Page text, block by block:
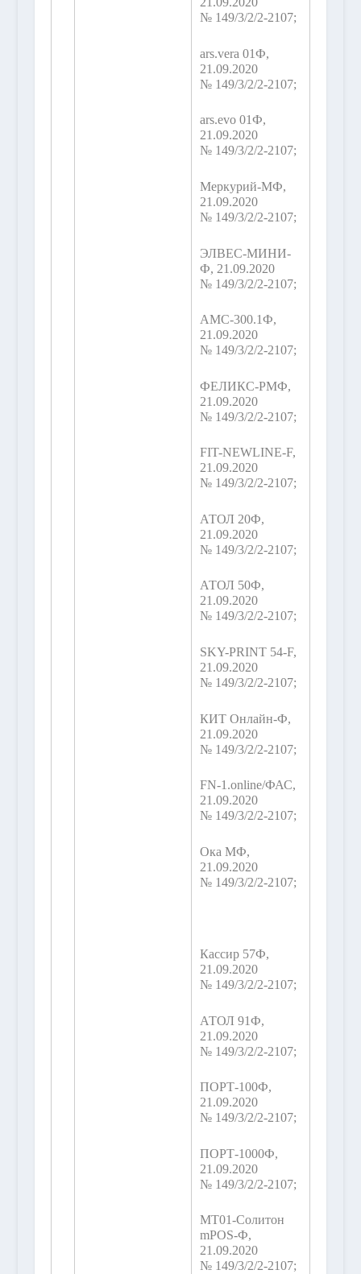
№ 149/3/2/2-2107;
ars.vera 01Ф,
21.09.2020
№ 149/3/2/2-2107;
ars.evo 01Ф,
21.09.2020
№ 149/3/2/2-2107;
Меркурий-МФ,
21.09.2020
№ 149/3/2/2-2107;
ЭЛВЕС-МИНИ-
Ф, 21.09.2020
№ 149/3/2/2-2107;
АМС-300.1Ф,
21.09.2020
№ 149/3/2/2-2107;
ФЕЛИКС-РМФ,
21.09.2020
№ 149/3/2/2-2107;
FIT-NEWLINE-F,
21.09.2020
№ 149/3/2/2-2107;
АТОЛ 20Ф,
21.09.2020
№ 149/3/2/2-2107;
АТОЛ 50Ф,
21.09.2020
№ 149/3/2/2-2107;
SKY-PRINT 54-F,
21.09.2020
№ 149/3/2/2-2107;
КИТ Онлайн-Ф,
21.09.2020
№ 149/3/2/2-2107;
FN-1.online/ФАС,
21.09.2020
№ 149/3/2/2-2107;
Ока МФ,
21.09.2020
№ 149/3/2/2-2107;
Кассир 57Ф,
21.09.2020
№ 149/3/2/2-2107;
АТОЛ 91Ф,
21.09.2020
№ 149/3/2/2-2107;
ПОРТ-100Ф,
21.09.2020
№ 149/3/2/2-2107;
ПОРТ-1000Ф,
21.09.2020
№ 149/3/2/2-2107;
МТ01-Солитон
mPOS-Ф,
21.09.2020
№ 149/3/2/2-2107;